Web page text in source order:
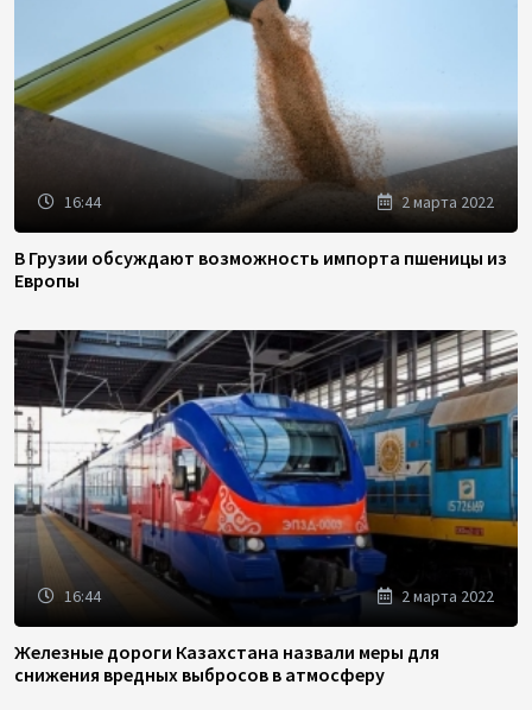
16:44 2 марта 2022
В Грузии обсуждают возможность импорта пшеницы из
Европы
16:44 2 марта 2022
Железные дороги Казахстана назвали меры для
снижения вредных выбросов в атмосферу